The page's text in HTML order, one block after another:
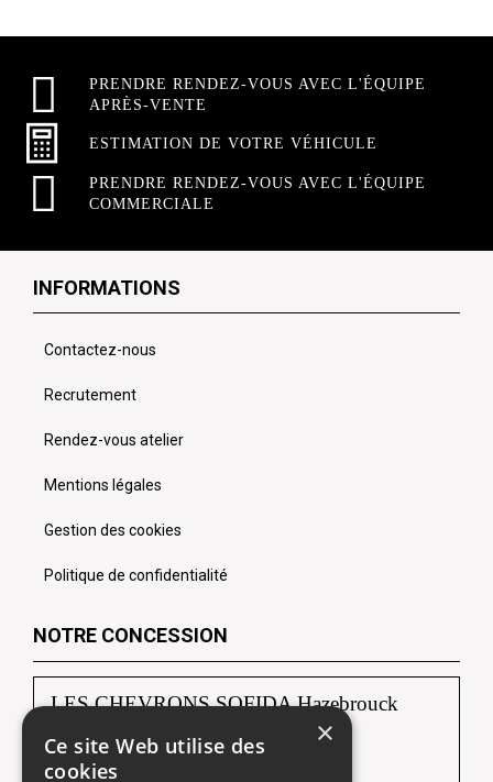
PRENDRE RENDEZ-VOUS AVEC L'ÉQUIPE
APRÈS-VENTE
ESTIMATION DE VOTRE VÉHICULE
PRENDRE RENDEZ-VOUS AVEC L'ÉQUIPE
COMMERCIALE
INFORMATIONS
Contactez-nous
Recrutement
Rendez-vous atelier
Mentions légales
Gestion des cookies
Politique de confidentialité
NOTRE CONCESSION
LES CHEVRONS SOFIDA Hazebrouck
88, route de Borre
59190 HAZEBROUCK
×
Ce site Web utilise des
cookies